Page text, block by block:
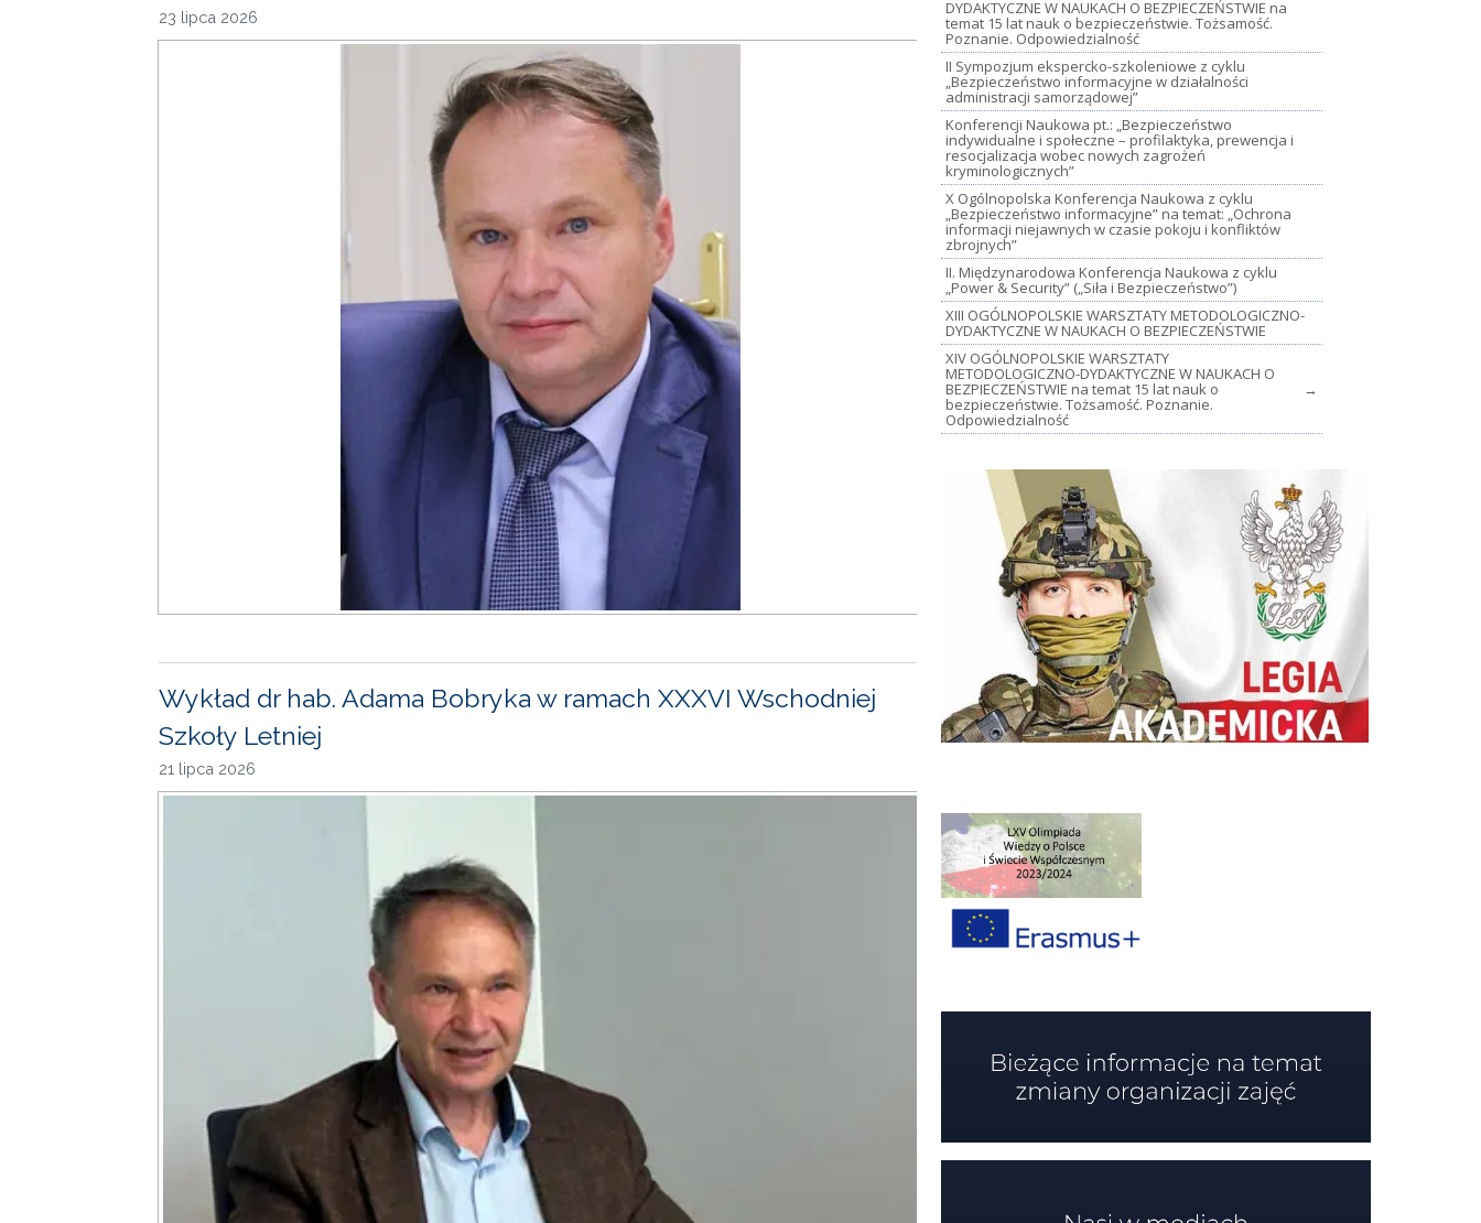
23 lipca 2026
Wykład dr hab. Adama Bobryka w ramach XXXVI Wschodniej
Szkoły Letniej
21 lipca 2026
DYDAKTYCZNE W NAUKACH O BEZPIECZEŃSTWIE na
temat 15 lat nauk o bezpieczeństwie. Tożsamość.
Poznanie. Odpowiedzialność
II Sympozjum ekspercko-szkoleniowe z cyklu
„Bezpieczeństwo informacyjne w działalności
administracji samorządowej”
Konferencji Naukowa pt.: „Bezpieczeństwo
indywidualne i społeczne – profilaktyka, prewencja i
resocjalizacja wobec nowych zagrożeń
kryminologicznych”
X Ogólnopolska Konferencja Naukowa z cyklu
„Bezpieczeństwo informacyjne” na temat: „Ochrona
informacji niejawnych w czasie pokoju i konfliktów
zbrojnych”
II. Międzynarodowa Konferencja Naukowa z cyklu
„Power & Security” („Siła i Bezpieczeństwo”)
XIII OGÓLNOPOLSKIE WARSZTATY METODOLOGICZNO-
DYDAKTYCZNE W NAUKACH O BEZPIECZEŃSTWIE
XIV OGÓLNOPOLSKIE WARSZTATY
METODOLOGICZNO-DYDAKTYCZNE W NAUKACH O
BEZPIECZEŃSTWIE na temat 15 lat nauk o
bezpieczeństwie. Tożsamość. Poznanie.
Odpowiedzialność
→